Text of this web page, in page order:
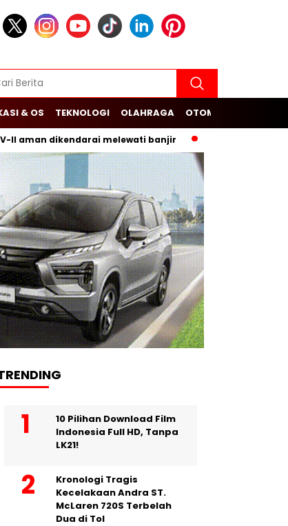
& OS TEKNOLOGI OLAHRAGA OTOMOTIF
dikendarai melewati banjir Budi Arie Setiadi dan
10 Pilihan Download Film
Indonesia Full HD, Tanpa
LK21!
Kronologi Tragis
Kecelakaan Andra ST.
McLaren 720S Terbelah
Dua di Tol